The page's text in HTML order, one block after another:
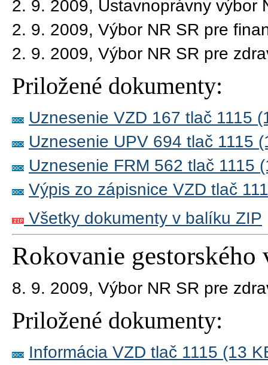
2. 9. 2009, Ústavnoprávny výbor
2. 9. 2009, Výbor NR SR pre
2. 9. 2009, Výbor NR SR pre
Priložené dokumenty:
Uznesenie VZD 167 tlač 1115
Uznesenie UPV 694 tlač 1115
Uznesenie FRM 562 tlač 1115
Výpis zo zápisnice VZD tlač
Všetky dokumenty v balíku ZIP
Rokovanie gestorského
8. 9. 2009, Výbor NR SR pre
Priložené dokumenty:
Informácia VZD tlač 1115 (13